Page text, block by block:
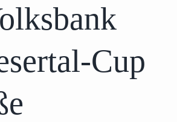
Cup